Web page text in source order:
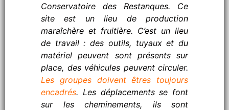
Conservatoire des Restanques. Ce
site est un lieu de production
maraîchère et fruitière. C’est un lieu
de travail : des outils, tuyaux et du
matériel peuvent sont présents sur
place, des véhicules peuvent circuler.
Les groupes doivent êtres toujours
encadrés. Les déplacements se font
sur les cheminements, ils sont